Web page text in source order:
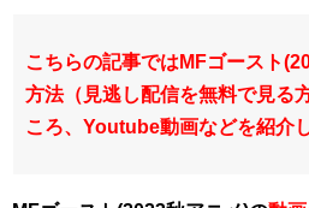
こちらの記事ではMFゴースト
方法（見逃し配信を無料で見る
ころ、Youtube動画などを紹介